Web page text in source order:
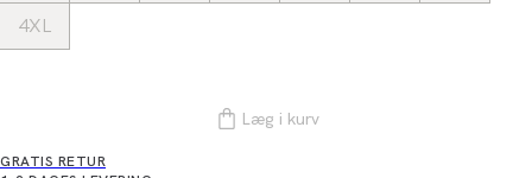
4XL
Læg i kurv
GRATIS RETUR